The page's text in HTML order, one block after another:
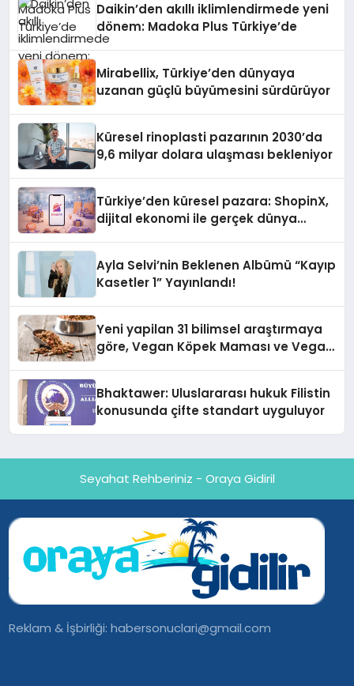
Daikin’den akıllı iklimlendirmede yeni
dönem: Madoka Plus Türkiye’de
Mirabellix, Türkiye’den dünyaya
uzanan güçlü büyümesini sürdürüyor
Küresel rinoplasti pazarının 2030’da
9,6 milyar dolara ulaşması bekleniyor
Türkiye’den küresel pazara: ShopinX,
dijital ekonomi ile gerçek dünya
Ayla Selvi’nin Beklenen Albümü “Kayıp
Kasetler 1” Yayınlandı!
Yeni yapilan 31 bilimsel araştırmaya
göre, Vegan Köpek Maması ve Vegan
Bhaktawer: Uluslararası hukuk Filistin
konusunda çifte standart uyguluyor
Seyahat Rehberiniz - Oraya Gidiril
Reklam & İşbirliği:habersonuclari@gmail.com